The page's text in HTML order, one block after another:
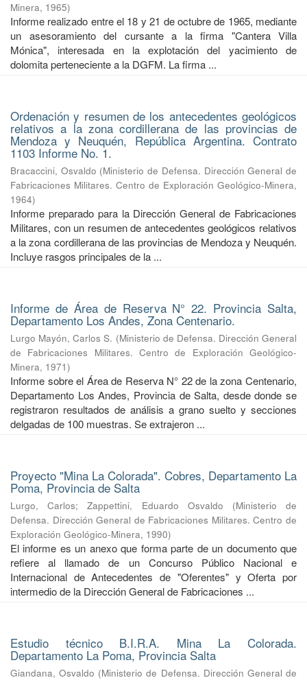
Minera, 1965)
Informe realizado entre el 18 y 21 de octubre de 1965, mediante
un asesoramiento del cursante a la firma "Cantera Villa
Mónica", interesada en la explotación del yacimiento de
dolomita perteneciente a la DGFM. La firma ...
Ordenación y resumen de los antecedentes geológicos
relativos a la zona cordillerana de las provincias de
Mendoza y Neuquén, República Argentina. Contrato
1103 Informe No. 1.
Bracaccini, Osvaldo (Ministerio de Defensa. Dirección General de
Fabricaciones Militares. Centro de Exploración Geológico-Minera,
1964)
Informe preparado para la Dirección General de Fabricaciones
Militares, con un resumen de antecedentes geológicos relativos
a la zona cordillerana de las provincias de Mendoza y Neuquén.
Incluye rasgos principales de la ...
Informe de Área de Reserva N° 22. Provincia Salta,
Departamento Los Andes, Zona Centenario.
Lurgo Mayón, Carlos S. (Ministerio de Defensa. Dirección General
de Fabricaciones Militares. Centro de Exploración Geológico-
Minera, 1971)
Informe sobre el Área de Reserva N° 22 de la zona Centenario,
Departamento Los Andes, Provincia de Salta, desde donde se
registraron resultados de análisis a grano suelto y secciones
delgadas de 100 muestras. Se extrajeron ...
Proyecto "Mina La Colorada". Cobres, Departamento La
Poma, Provincia de Salta
Lurgo, Carlos;Zappettini, Eduardo Osvaldo (Ministerio de
Defensa. Dirección General de Fabricaciones Militares. Centro de
Exploración Geológico-Minera, 1990)
El informe es un anexo que forma parte de un documento que
refiere al llamado de un Concurso Público Nacional e
Internacional de Antecedentes de "Oferentes" y Oferta por
intermedio de la Dirección General de Fabricaciones ...
Estudio técnico B.I.R.A. Mina La Colorada.
Departamento La Poma, Provincia Salta
Giandana, Osvaldo (Ministerio de Defensa. Dirección General de